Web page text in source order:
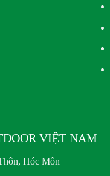
VIỆT NAM
Hóc Môn